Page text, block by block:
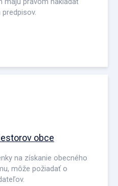
obce
na získanie obecného
môže požiadať o